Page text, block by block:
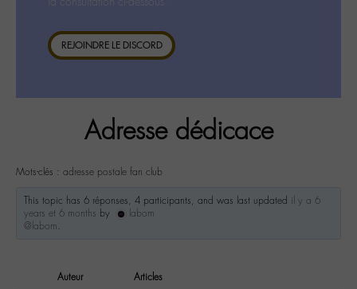
REJOINDRE LE DISCORD
Adresse dédicace
Mots-clés : adresse postale fan club
This topic has 6 réponses, 4 participants, and was last updated il y a 6
years et 6 months by
labom
@labom.
Auteur Articles